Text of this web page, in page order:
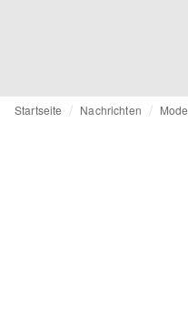
Startseite Nachrichten Mode